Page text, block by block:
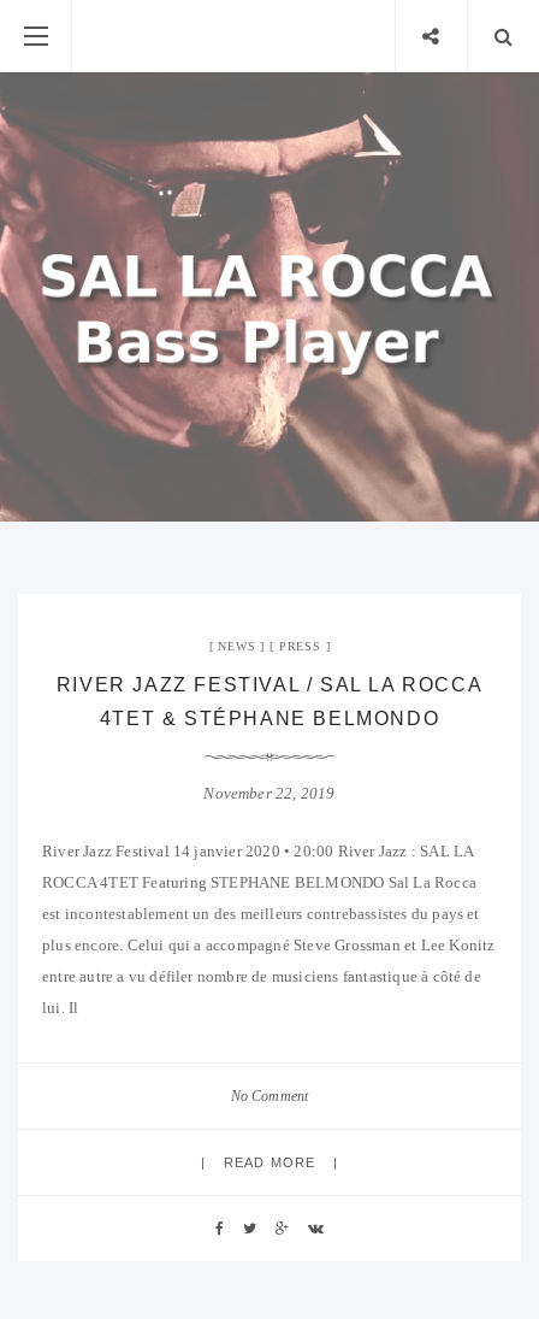
NEWS PRESS
RIVER JAZZ FESTIVAL / SAL LA ROCCA
4TET & STÉPHANE BELMONDO
November 22, 2019
River Jazz Festival 14 janvier 2020 • 20:00 River Jazz : SAL LA
ROCCA 4TET Featuring STEPHANE BELMONDO Sal La Rocca
est incontestablement un des meilleurs contrebassistes du pays et
plus encore. Celui qui a accompagné Steve Grossman et Lee Konitz
entre autre a vu défiler nombre de musiciens fantastique à côté de
lui. Il
No Comment
READ MORE